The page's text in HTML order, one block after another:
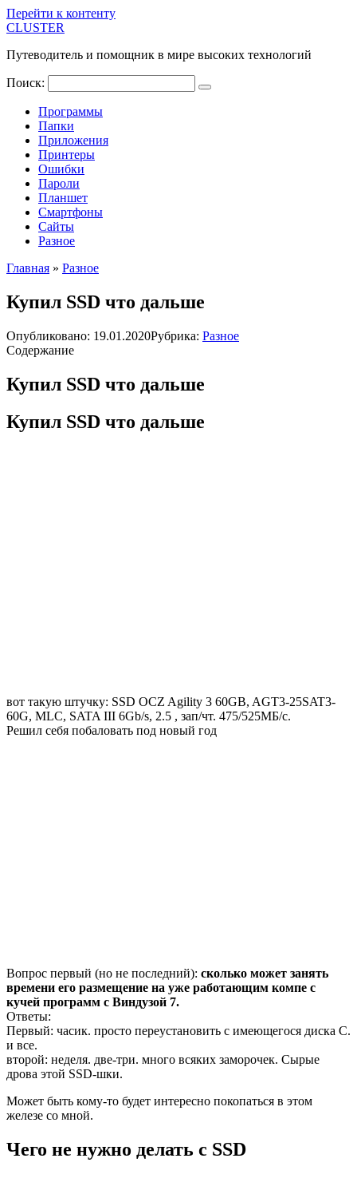
Перейти к контенту
CLUSTER
Путеводитель и помощник в мире высоких технологий
Поиск:
Программы
Папки
Приложения
Принтеры
Ошибки
Пароли
Планшет
Смартфоны
Сайты
Разное
Главная » Разное
Купил SSD что дальше
Опубликовано: 19.01.2020Рубрика: Разное
Содержание
Купил SSD что дальше
Купил SSD что дальше
вот такую штучку: SSD OCZ Agility 3 60GB, AGT3-25SAT3-
60G, MLC, SATA III 6Gb/s, 2.5 , зап/чт. 475/525МБ/с.
Решил себя побаловать под новый год
Вопрос первый (но не последний): сколько может занять
времени его размещение на уже работающим компе с
кучей программ с Виндузой 7.
Ответы:
Первый: часик. просто переустановить с имеющегося диска С.
и все.
второй: неделя. две-три. много всяких заморочек. Сырые
дрова этой SSD-шки.
Может быть кому-то будет интересно покопаться в этом
железе со мной.
Чего не нужно делать с SSD